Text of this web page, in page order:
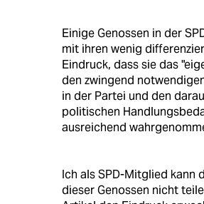
Einige Genossen in der
mit ihren wenig
Eindruck, dass sie das
den zwingend
in der Partei und den
politischen
ausreichend
Ich als SPD-Mitglied kann
dieser Genossen nicht